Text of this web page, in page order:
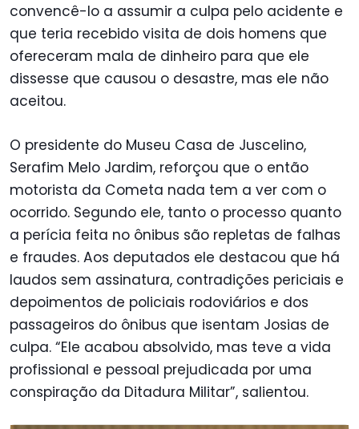
convencê-lo a assumir a culpa pelo acidente e
que teria recebido visita de dois homens que
ofereceram mala de dinheiro para que ele
dissesse que causou o desastre, mas ele não
aceitou.
O presidente do Museu Casa de Juscelino,
Serafim Melo Jardim, reforçou que o então
motorista da Cometa nada tem a ver com o
ocorrido. Segundo ele, tanto o processo quanto
a perícia feita no ônibus são repletas de falhas
e fraudes. Aos deputados ele destacou que há
laudos sem assinatura, contradições periciais e
depoimentos de policiais rodoviários e dos
passageiros do ônibus que isentam Josias de
culpa. “Ele acabou absolvido, mas teve a vida
profissional e pessoal prejudicada por uma
conspiração da Ditadura Militar”, salientou.